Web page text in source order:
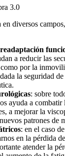
3.0
en diversos
a reducir las
por la
la seguridad
: sobre
ayuda a combatir
a mejorar la
patrones de
: en el caso
en la pérdida
atender la